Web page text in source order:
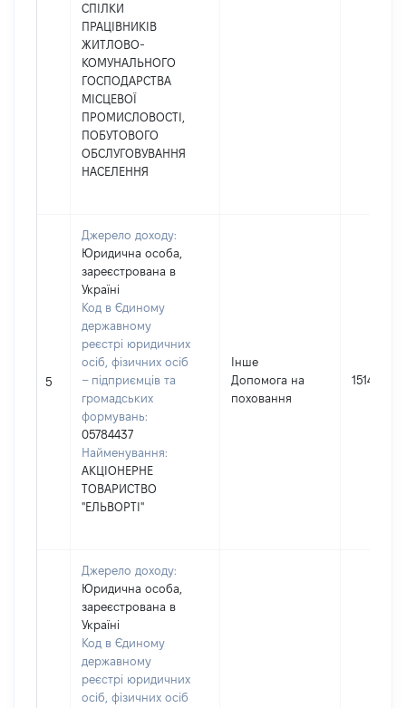
СПІЛКИ
ПРАЦІВНИКІВ
ЖИТЛОВО-
КОМУНАЛЬНОГО
ГОСПОДАРСТВА
МІСЦЕВОЇ
ПРОМИСЛОВОСТІ,
ПОБУТОВОГО
ОБСЛУГОВУВАННЯ
НАСЕЛЕННЯ
5
Джерело доходу:
Юридична особа,
зареєстрована в
Україні
Код в Єдиному
державному
реєстрі юридичних
осіб, фізичних осіб
– підприємців та
громадських
формувань:
05784437
Найменування:
АКЦІОНЕРНЕ
ТОВАРИСТВО
"ЕЛЬВОРТІ"
Інше
Допомога на
поховання
1514
Джерело доходу:
Юридична особа,
зареєстрована в
Україні
Код в Єдиному
державному
реєстрі юридичних
осіб, фізичних осіб